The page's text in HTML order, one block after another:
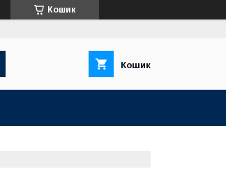
Кошик
Кошик